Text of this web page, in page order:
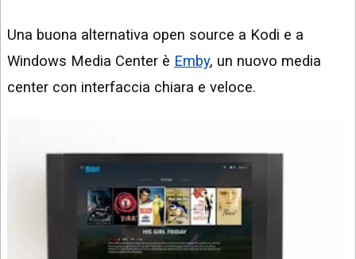
Una buona alternativa open source a Kodi e a
Windows Media Center è Emby, un nuovo media
center con interfaccia chiara e veloce.